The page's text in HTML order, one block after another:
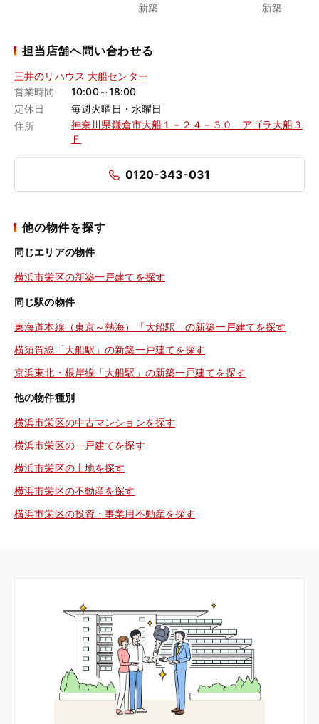
新築
新築
担当店舗へ問い合わせる
三井のリハウス 大船センター
営業時間
10:00～18:00
定休日
毎週火曜日・水曜日
住所
神奈川県鎌倉市大船１－２４－３０ アゴラ大船３
Ｆ
0120-343-031
他の物件を探す
同じエリアの物件
横浜市栄区の新築一戸建てを探す
同じ駅の物件
東海道本線（東京～熱海）「大船駅」の新築一戸建てを探す
横須賀線「大船駅」の新築一戸建てを探す
京浜東北・根岸線「大船駅」の新築一戸建てを探す
他の物件種別
横浜市栄区の中古マンションを探す
横浜市栄区の一戸建てを探す
横浜市栄区の土地を探す
横浜市栄区の不動産を探す
横浜市栄区の投資・事業用不動産を探す